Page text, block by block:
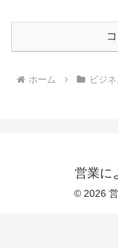
ホーム ビジネ
営業に
© 2026